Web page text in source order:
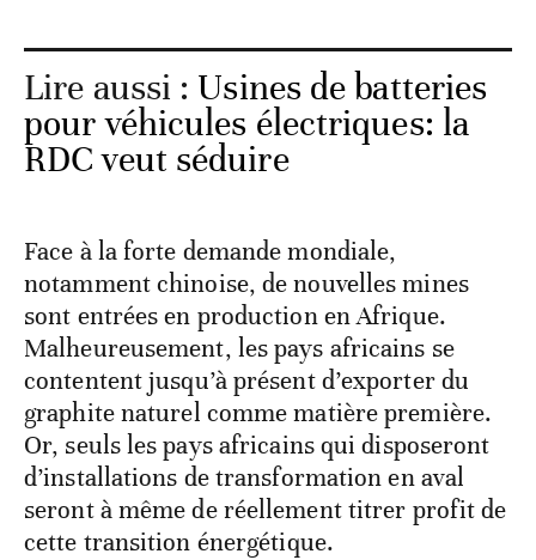
Lire aussi : Usines de batteries
pour véhicules électriques: la
RDC veut séduire
Face à la forte demande mondiale,
notamment chinoise, de nouvelles mines
sont entrées en production en Afrique.
Malheureusement, les pays africains se
contentent jusqu’à présent d’exporter du
graphite naturel comme matière première.
Or, seuls les pays africains qui disposeront
d’installations de transformation en aval
seront à même de réellement titrer profit de
cette transition énergétique.